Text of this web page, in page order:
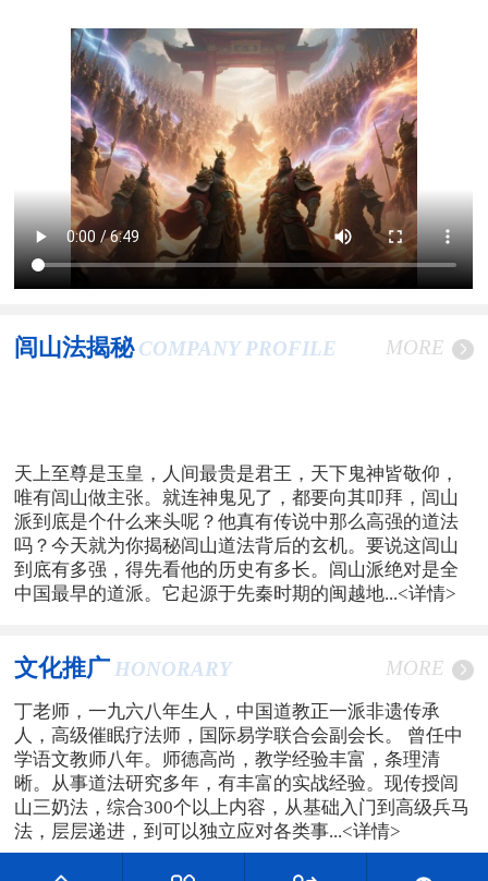
闾山法揭秘 COMPANY PROFILE MORE
天上至尊是玉皇，人间最贵是君王，天下鬼神皆敬仰，
唯有闾山做主张。就连神鬼见了，都要向其叩拜，闾山
派到底是个什么来头呢？他真有传说中那么高强的道法
吗？今天就为你揭秘闾山道法背后的玄机。要说这闾山
到底有多强，得先看他的历史有多长。闾山派绝对是全
中国最早的道派。它起源于先秦时期的闽越地...<详情>
文化推广 HONORARY MORE
丁老师，一九六八年生人，中国道教正一派非遗传承
人，高级催眠疗法师，国际易学联合会副会长。 曾任中
学语文教师八年。师德高尚，教学经验丰富，条理清
晰。从事道法研究多年，有丰富的实战经验。现传授闾
山三奶法，综合300个以上内容，从基础入门到高级兵马
法，层层递进，到可以独立应对各类事...<详情>